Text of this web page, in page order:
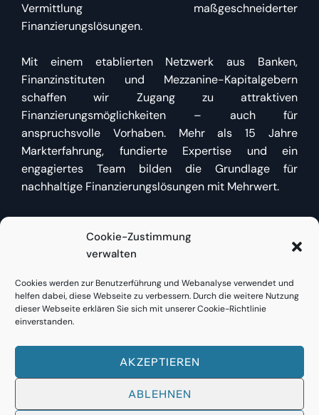
Cookie-Zustimmung
verwalten
Cookies werden zur Benutzerführung und Webanalyse verwendet und
helfen dabei, diese Webseite zu verbessern. Durch die weitere Nutzung
dieser Webseite erklären Sie sich mit unserer Cookie-Richtlinie
einverstanden.
AKZEPTIEREN
ABLEHNEN
Vermittlung maßgeschneiderter
Finanzierungslösungen.
Mit einem etablierten Netzwerk aus Banken,
Finanzinstituten und Mezzanine-Kapitalgebern
schaffen wir Zugang zu attraktiven
Finanzierungsmöglichkeiten – auch für
anspruchsvolle Vorhaben. Mehr als 15 Jahre
Markterfahrung, fundierte Expertise und ein
engagiertes Team bilden die Grundlage für
nachhaltige Finanzierungslösungen mit Mehrwert.
Kundenzugang
Bestehende Kunden finden hier direkt Zugangzu
Bestandsfinanzierungen oder neuen Anfragen.